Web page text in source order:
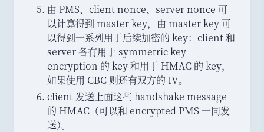
由 PMS、 client nonce、 server nonce 可
以计算得到 master key，
由 master key 可
以得到一系列用于后续加密的 key： client 和
server 各有用于 symmetric key
encryption 的 key 和用于 HMAC 的 key，
如果使用 CBC 则还有双方的 IV。
client 发送上面这些 handshake message
的 HMAC （可以和 encrypted PMS 一同发
送）。